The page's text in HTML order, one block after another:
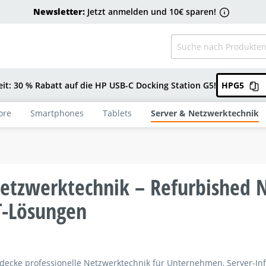
Newsletter:Jetzt anmelden und 10€ sparen!
30 % Rabatt auf die HP USB-C Docking Station G5! HPG5
Smartphones Tablets Server & Netzwerktechnik
– Refurbished
Lösungen
professionelle Netzwerktechnik für Unternehmen, Server-